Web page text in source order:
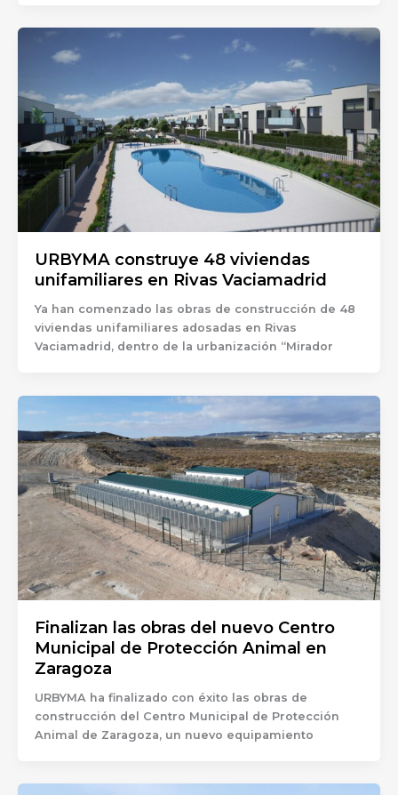
URBYMA construye 48 viviendas
unifamiliares en Rivas Vaciamadrid
Ya han comenzado las obras de construcción de 48
viviendas unifamiliares adosadas en Rivas
Vaciamadrid, dentro de la urbanización “Mirador
Finalizan las obras del nuevo Centro
Municipal de Protección Animal en
Zaragoza
URBYMA ha finalizado con éxito las obras de
construcción del Centro Municipal de Protección
Animal de Zaragoza, un nuevo equipamiento